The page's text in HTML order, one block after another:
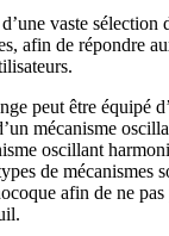
vaste sélection
afin de répondre
peut être équipé
mécanisme
oscillant
de mécanismes
afin de ne